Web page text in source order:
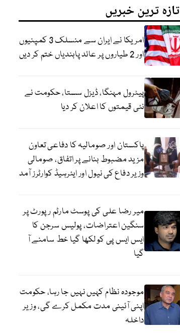
تازہ ترین خبریں
امریکا نے ایران سے منسلک 3 کمپنیوں
اور 2 طیاروں پر عائد پابندیاں ختم کر دیں
پیٹرول مہنگا، ڈیزل سستا، حکومت نے
نئی قیمتوں کا اعلان کر دیا
پاکستان اور صومالیہ کا دفاعی تعاون
مزید مضبوط بنانے پر اتفاق، صومالی
وزیر دفاع کی نیول اور ایئرہیڈ کوارٹرز آمد
میر رضا علی کی پوسٹ مارٹم رپورٹ پر
سنگین اعتراضات، پولیس سرجن کا
ایس ایس پی کو لکھا گیا خط سامنے آ
گیا
موجودہ نظام کہیں نہیں جا رہا، حکومت
اپنی آئینی مدت مکمل کرے گی، وزیر
داخلہ